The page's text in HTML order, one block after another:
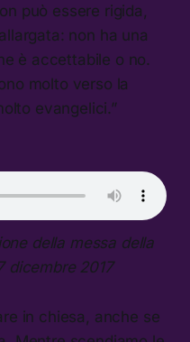
può essere rigida,
non ha una
è accettabile o no.
molto verso la
evangelici.”
della messa della
dicembre 2017
in chiesa, anche se